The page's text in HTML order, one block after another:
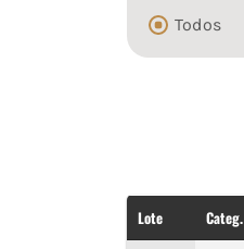
Todos
Lote Categ.